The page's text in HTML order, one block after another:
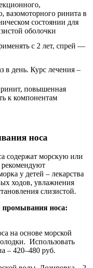
вазомоторного ринита в
состоянии для
оболочки
с 2 лет, спрей —
в день. Курс лечения –
повышенная
к компонентам
носа
содержат морскую или
рекомендуют
у детей – лекарства
ходов, увлажнения
слизистой.
промывания носа:
на основе морской
Использовать
– 420–480 руб.